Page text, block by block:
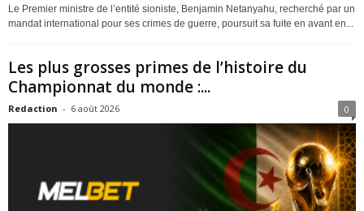
Le Premier ministre de l’entité sioniste, Benjamin Netanyahu, recherché par un
mandat international pour ses crimes de guerre, poursuit sa fuite en avant en...
Les plus grosses primes de l’histoire du
Championnat du monde :...
Redaction - 6 août 2026 0